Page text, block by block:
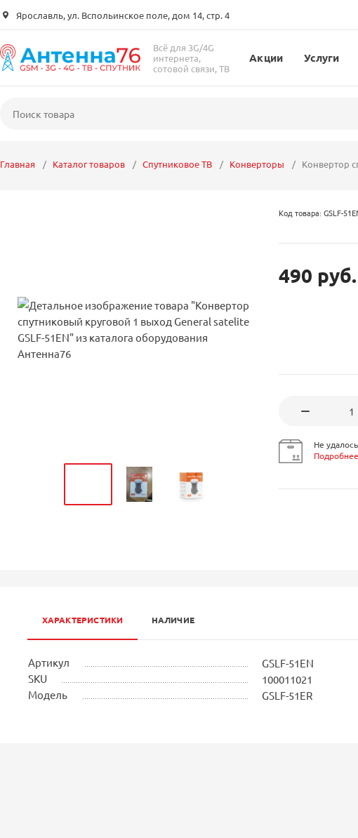
Ярославль, ул. Вспольинское поле, дом 14, стр. 4
Всё для 3G/4G
интернета,
сотовой связи, ТВ
Акции Услуги
Главная Каталог товаров Спутниковое ТВ Конверторы Конвертор
Код товара: GSLF-
490 руб.
Не
ХАРАКТЕРИСТИКИ НАЛИЧИЕ
Артикул
GSLF-51EN
SKU
100011021
Модель
GSLF-51ER